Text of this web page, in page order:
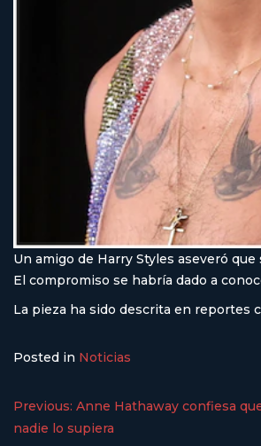
Un amigo de Harry Styles aseveró
El compromiso se habría dado a
La pieza ha sido descrita en reportes
Posted in Noticias
Previous: Anne Hathaway confiesa
nadie lo supiera